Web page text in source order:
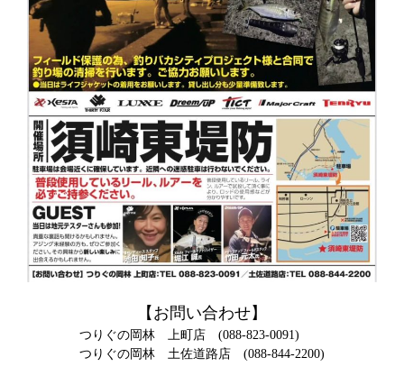
【お問い合わせ】
つりぐの岡林 上町店 (088-823-0091)
つりぐの岡林 土佐道路店 (088-844-2200)